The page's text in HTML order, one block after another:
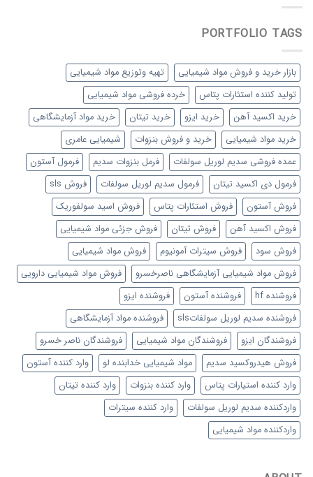
PORTFOLIO TAGS
بازار خرید و فروش مواد شیمیایی
تهیه وتوزیع مواد شیمیایی
تولید کننده استئارات پتاس
خرده فروشی مواد شیمیایی
خرید اکسید آهن
خرید ایزو خرید تیتان
خرید مواد آزمایشگاهی
خرید مواد شیمیایی
خرید و فروش بنزوات
شیمیایی عامری
عمده فروشی سدیم لوریل سولفات
فرمل بنزوات سدیم
فرمول آستون
فرمول دی اکسید تیتان
فرمول سدیم لوریل سولفات
فروش sls
فروش آستون
فروش استئارات پتاس
فروش اسید سولفوریک
فروش اکسید آهن
فروش تیتان
فروش جزئی مواد شیمیایی
فروش سود
فروش سیترات آمونیوم
فروش مواد شیمیایی
فروش مواد شیمیایی آزمایشگاهی ناصرخسرو
فروش مواد شیمیایی دارویی
فروشنده hf
فروشنده آستون
فروشنده ایزو
فروشنده سدیم لوریل سولفاتsls
فروشنده مواد آزمایشگاهی
فروشندگان ایزو
فروشندگان مواد شیمیایی
فروشندگان ناصر خسرو
فروش هیدروکسید سدیم
مواد شیمیایی خدابنده لو
وارد کننده آستون
وارد کننده استیارات پتاس
وارد کننده بنزوات
وارد کننده تیتان
واردکننده سدیم لوریل سولفات
وارد کننده سیترات
واردکننده مواد شیمیایی